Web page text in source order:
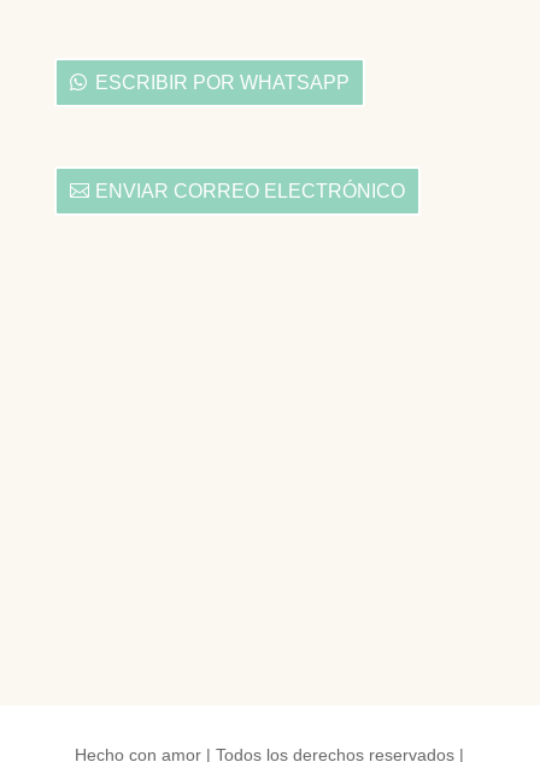
ESCRIBIR POR WHATSAPP
ENVIAR CORREO ELECTRÓNICO
Hecho con amor | Todos los derechos reservados |